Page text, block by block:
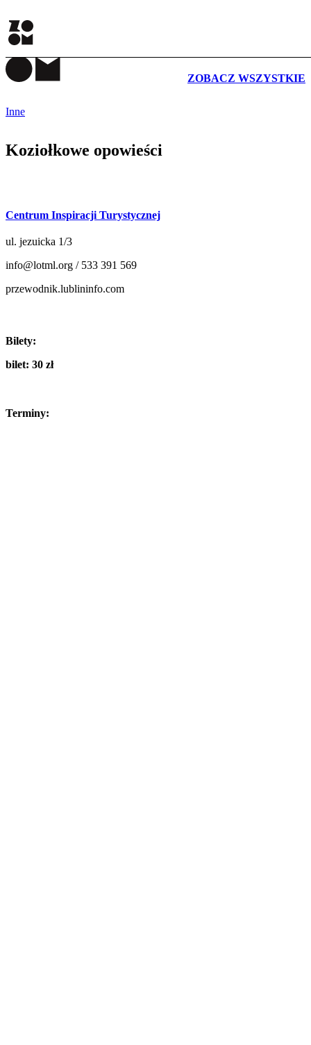
ZOBACZ WSZYSTKIE
Inne
Koziołkowe opowieści
Centrum Inspiracji Turystycznej
ul. jezuicka 1/3
info@lotml.org / 533 391 569
przewodnik.lublininfo.com
Bilety:
bilet: 30 zł
Terminy: